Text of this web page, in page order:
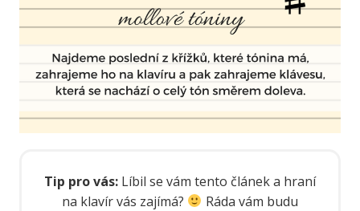
Tip pro vás:Líbil se vám tento článek a hraní
na klavír vás zajímá?
Ráda vám budu